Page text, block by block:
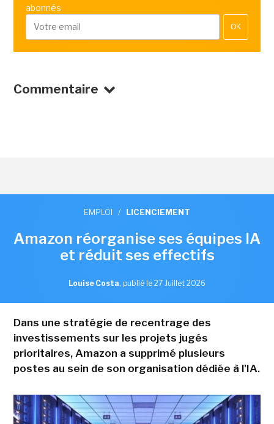
abonnés
OK
Commentaire
EMPLOI / LICENCIEMENT
Amazon réorganise ses équipes IA
et réduit ses effectifs
Louise Costa, publié le 27 Juillet 2026
Dans une stratégie de recentrage des
investissements sur les projets jugés
prioritaires, Amazon a supprimé plusieurs
postes au sein de son organisation dédiée à l'IA.